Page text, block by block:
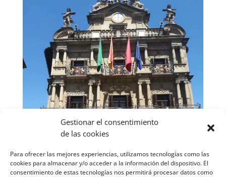
Gestionar el consentimiento
de las cookies
Para ofrecer las mejores experiencias, utilizamos tecnologías como las
cookies para almacenar y/o acceder a la información del dispositivo. El
consentimiento de estas tecnologías nos permitirá procesar datos como